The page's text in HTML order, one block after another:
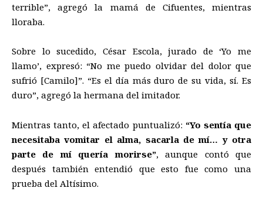
terrible”, agregó la mamá de Cifuentes, mientras
lloraba.
Sobre lo sucedido, César Escola, jurado de ‘Yo me
llamo’, expresó: “No me puedo olvidar del dolor que
sufrió [Camilo]”. “Es el día más duro de su vida, sí. Es
duro”, agregó la hermana del imitador.
Mientras tanto, el afectado puntualizó: “Yo sentía que
necesitaba vomitar el alma, sacarla de mí… y otra
parte de mí quería morirse”, aunque contó que
después también entendió que esto fue como una
prueba del Altísimo.